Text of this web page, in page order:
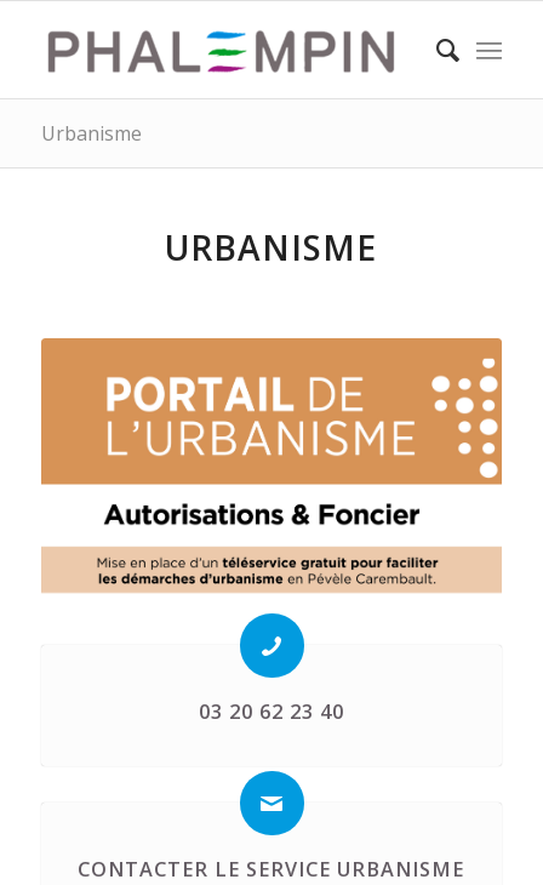
Urbanisme
URBANISME
03 20 62 23 40
CONTACTER LE SERVICE URBANISME